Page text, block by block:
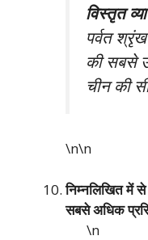
विस्तृत
पर्वत
की सबसे
चीन की
\n\n
निम्नलिखित में से
सबसे अधिक
\n